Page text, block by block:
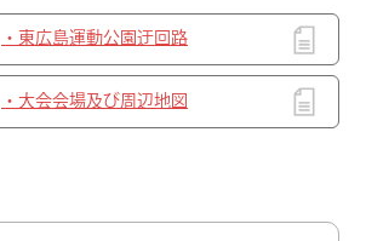
・東広島運動公園迂回路
・大会会場及び周辺地図